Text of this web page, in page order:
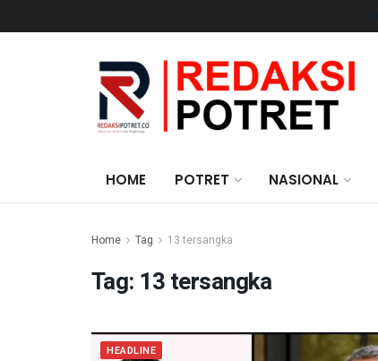
HOME POTRET NASIONAL
Home Tag 13 tersangka
Tag: 13 tersangka
HEADLINE